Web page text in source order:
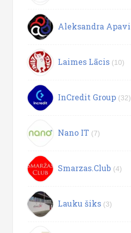
Aleksandra Apavi
Laimes Lācis (10)
InCredit Group (32)
Nano IT (7)
Smarzas.Club (4)
Lauku šiks (3)